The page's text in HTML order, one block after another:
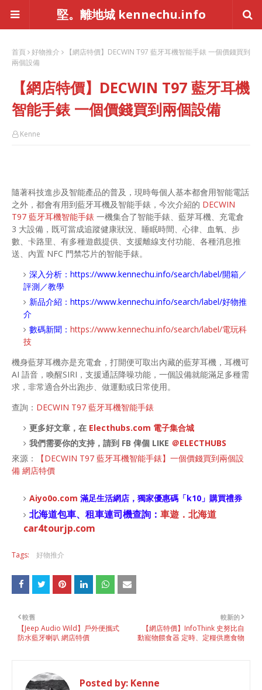
堅。離地城 kennechu.info
首頁 好物推介
【網店特價】DECWIN T97 藍牙耳機智能手錶 一個價錢買到
兩個設備
【網店特價】DECWIN T97 藍牙耳機
智能手錶 一個價錢買到兩個設備
Kenne
隨著科技進步及智能產品的普及，現時每個人基本都會用智能電話
之外，都會有用到藍牙耳機及智能手錶，今次介紹的 DECWIN
T97 藍牙耳機智能手錶 一機集合了智能手錶、藍芽耳機、充電倉
3 大設備，既可當成追蹤健康狀況、睡眠時間、心律、血氧、步
數、卡路里、有多種遊戲提供、支援離線支付功能、各種消息推
送、內置 NFC 門禁芯片的智能手錶。
深入分析： https://www.kennechu.info/search/label/開箱／
評測／教學
新品介紹： https://www.kennechu.info/search/label/好物推
介
數碼新聞： https://www.kennechu.info/search/label/電玩科
技
機身藍芽耳機亦是充電倉，打開便可取出內藏的藍芽耳機，耳機可
AI 語音，喚醒SIRI，支援通話降噪功能，一個設備就能滿足多種需
求，非常適合外出跑步、做運動或日常使用。
查詢： DECWIN T97 藍牙耳機智能手錶
更多好文章，在 Electhubs.com 電子集合城
我們需要你的支持，請到 FB 俾個 LIKE ＠ELECTHUBS
來源：
【DECWIN T97 藍牙耳機智能手錶】一個價錢買到兩個設
備 網店特價
Aiyo0o.com 滿足生活網店， 獨家優惠碼「k10 」購買禮券
北海道包車、租車連司機查詢： 車遊．北海道
car4tourjp.com
Tags: 好物推介
較新的
【網店特價】InfoThink 史努比自
動寵物餵食器 定時、定糧供應食物
較舊
【Jeep Audio Wild】戶外便攜式
防水藍牙喇叭 網店特價
Posted by: Kenne